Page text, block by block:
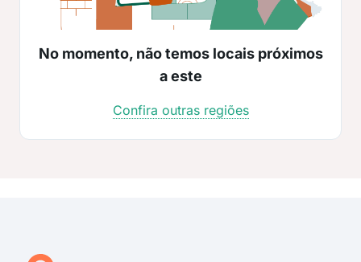
No momento, não temos locais próximos
a este
Confira outras regiões